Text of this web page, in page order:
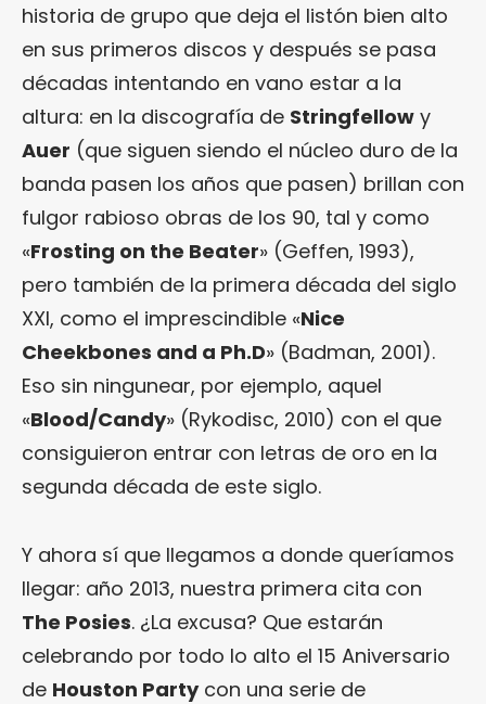
historia de grupo que deja el listón bien alto
en sus primeros discos y después se pasa
décadas intentando en vano estar a la
altura: en la discografía de Stringfellow y
Auer (que siguen siendo el núcleo duro de la
banda pasen los años que pasen) brillan con
fulgor rabioso obras de los 90, tal y como
«Frosting on the Beater» (Geffen, 1993),
pero también de la primera década del siglo
XXI, como el imprescindible «Nice
Cheekbones and a Ph.D» (Badman, 2001).
Eso sin ningunear, por ejemplo, aquel
«Blood/Candy» (Rykodisc, 2010) con el que
consiguieron entrar con letras de oro en la
segunda década de este siglo.
Y ahora sí que llegamos a donde queríamos
llegar: año 2013, nuestra primera cita con
The Posies. ¿La excusa? Que estarán
celebrando por todo lo alto el 15 Aniversario
de Houston Partycon una serie de